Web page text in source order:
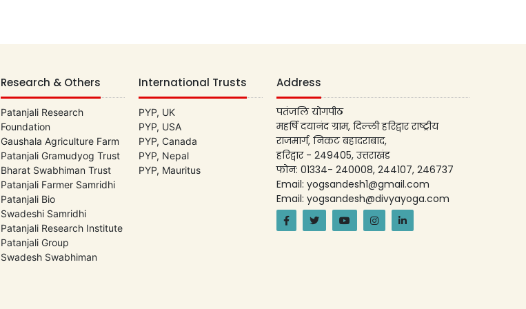
Research & Others
Patanjali Research
Foundation
Gaushala Agriculture Farm
Patanjali Gramudyog Trust
Bharat Swabhiman Trust
Patanjali Farmer Samridhi
Patanjali Bio
Swadeshi Samridhi
Patanjali Research Institute
Patanjali Group
Swadesh Swabhiman
International Trusts
PYP, UK
PYP, USA
PYP, Canada
PYP, Nepal
PYP, Mauritus
Address
पतंजलि योगपीठ
महर्षि दयानंद ग्राम, दिल्ली हरिद्वार राष्ट्रीय
राजमार्ग, निकट बहादराबाद,
हरिद्वार - 249405, उत्तराखंड
फोन: 01334- 240008, 244107, 246737
Email: yogsandesh1@gmail.com
Email: yogsandesh@divyayoga.com